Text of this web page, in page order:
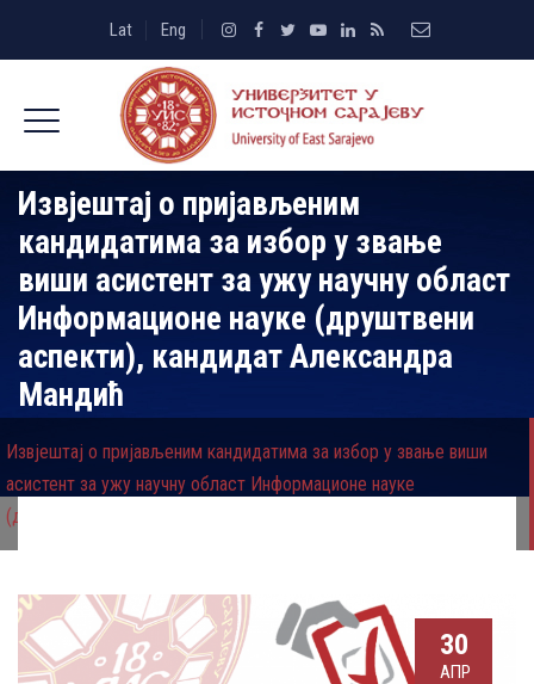
Lat Eng
Извјештај о пријављеним
кандидатима за избор у звање
виши асистент за ужу научну област
Информационе науке (друштвени
аспекти), кандидат Александра
Мандић
Извјештај о пријављеним кандидатима за избор у звање виши
асистент за ужу научну област Информационе науке
(друштвени аспекти), кандидат Александра Мандић
30
АПР